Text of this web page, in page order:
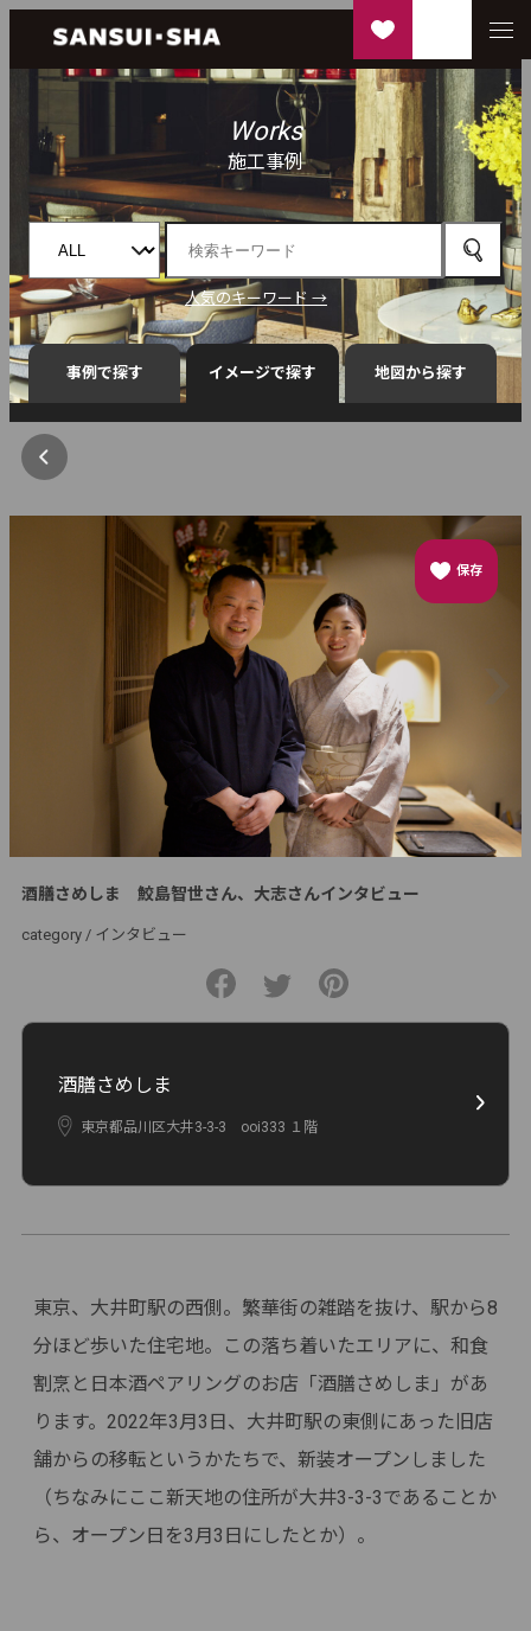
Works
施工事例
人気のキーワード →
事例で探す イメージで探す 地図から探す
保存
酒膳さめしま 鮫島智世さん、大志さんインタビュー
category / インタビュー
酒膳さめしま
東京都品川区大井3-3-3 ooi333 １階
東京、大井町駅の西側。繁華街の雑踏を抜け、駅から8
分ほど歩いた住宅地。この落ち着いたエリアに、和食
割烹と日本酒ペアリングのお店「酒膳さめしま」があ
ります。2022年3月3日、大井町駅の東側にあった旧店
舗からの移転というかたちで、新装オープンしました
（ちなみにここ新天地の住所が大井3-3-3であることか
ら、オープン日を3月3日にしたとか）。